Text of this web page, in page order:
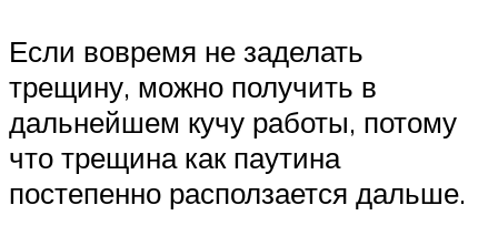
Если вовремя не заделать
трещину, можно получить в
дальнейшем кучу работы, потому
что трещина как паутина
постепенно расползается дальше.